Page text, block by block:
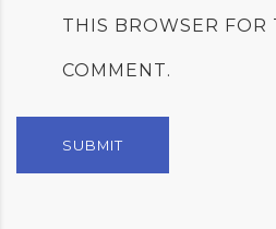
THIS BROWSER FOR
COMMENT.